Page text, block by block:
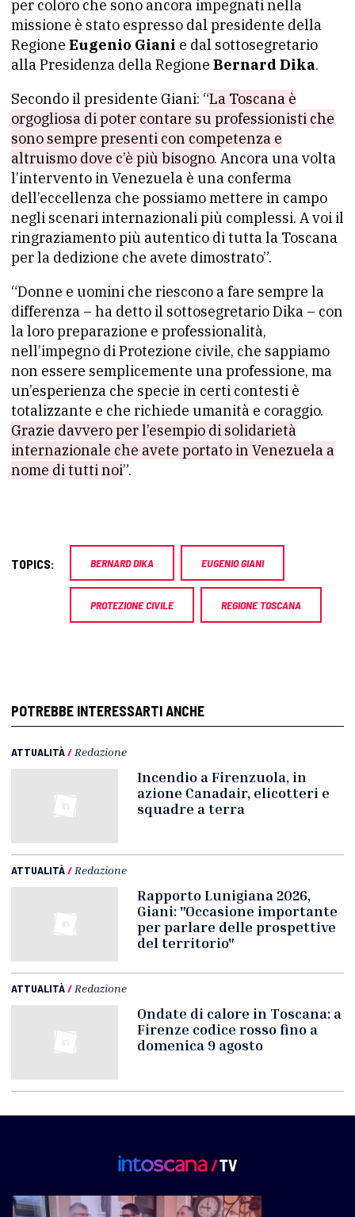
per coloro che sono ancora impegnati nella
missione è stato espresso dal presidente della
Regione Eugenio Giani e dal sottosegretario
alla Presidenza della Regione Bernard Dika.
Secondo il presidente Giani: “La Toscana è
orgogliosa di poter contare su professionisti che
sono sempre presenti con competenza e
altruismo dove c’è più bisogno. Ancora una volta
l’intervento in Venezuela è una conferma
dell’eccellenza che possiamo mettere in campo
negli scenari internazionali più complessi. A voi il
ringraziamento più autentico di tutta la Toscana
per la dedizione che avete dimostrato”.
“Donne e uomini che riescono a fare sempre la
differenza – ha detto il sottosegretario Dika – con
la loro preparazione e professionalità,
nell’impegno di Protezione civile, che sappiamo
non essere semplicemente una professione, ma
un’esperienza che specie in certi contesti è
totalizzante e che richiede umanità e coraggio.
Grazie davvero per l’esempio di solidarietà
internazionale che avete portato in Venezuela a
nome di tutti noi”.
TOPICS: BERNARD DIKA EUGENIO GIANI
PROTEZIONE CIVILE REGIONE TOSCANA
POTREBBE INTERESSARTI ANCHE
ATTUALITÀ/ Redazione
Incendio a Firenzuola, in
azione Canadair, elicotteri e
squadre a terra
ATTUALITÀ/ Redazione
Rapporto Lunigiana 2026,
Giani: "Occasione importante
per parlare delle prospettive
del territorio"
ATTUALITÀ/ Redazione
Ondate di calore in Toscana: a
Firenze codice rosso fino a
domenica 9 agosto